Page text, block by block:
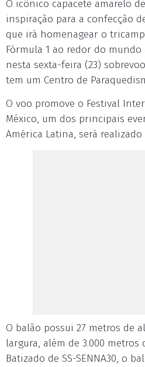
O icônico capacete amarelo
inspiração para a confecção
que irá homenagear o
Fórmula 1 ao redor do mundo
nesta sexta-feira (23)
tem um Centro de
O voo promove o Festival
México, um dos principais
América Latina, será
O balão possui 27 metros de
largura, além de 3.000 metros
Batizado de SS-SENNA30, o